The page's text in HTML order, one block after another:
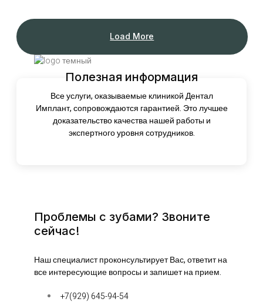
Load More
Полезная информация
Все услуги, оказываемые клиникой Дентал
Имплант, сопровождаются гарантией. Это лучшее
доказательство качества нашей работы и
экспертного уровня сотрудников.
Проблемы с зубами? Звоните
сейчас!
Наш специалист проконсультирует Вас, ответит на
все интересующие вопросы и запишет на прием.
+7(929) 645-94-54